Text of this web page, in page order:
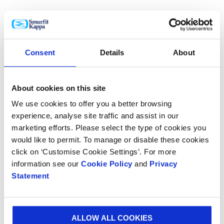
Consent Details About
About cookies on this site
We use cookies to offer you a better browsing
experience, analyse site traffic and assist in our
marketing efforts. Please select the type of cookies you
would like to permit. To manage or disable these cookies
click on ‘Customise Cookie Settings’. For more
information see our Cookie Policy and Privacy
Statement
ALLOW ALL COOKIES
Innobook es una base de datos única
con los últimos diseños de
diseñadores en 36 países.
DESCUBRE MÁS
Store Visualizer
de empaques ya que los pone en un
lugar simulado en tiempo real al